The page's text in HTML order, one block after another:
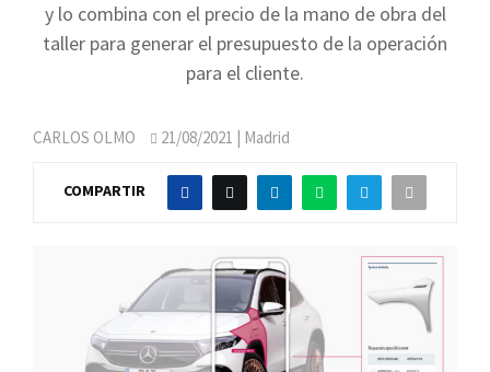
y lo combina con el precio de la mano de obra del
taller para generar el presupuesto de la operación
para el cliente.
CARLOS OLMO 21/08/2021 | Madrid
COMPARTIR